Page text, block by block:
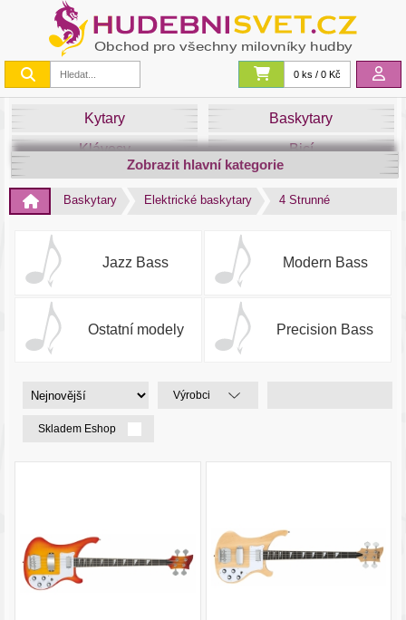
0 ks / 0 Kč
Kytary
Baskytary
Klávesy
Bicí
Smyčce
Dechy
DJ
Zobrazit hlavní kategorie
Baskytary Elektrické baskytary 4 Strunné
Jazz Bass Modern Bass
Ostatní modely Precision Bass
Výrobci
Skladem Eshop